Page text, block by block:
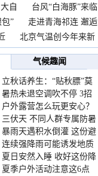
自
台风“白海豚”来临
”
走进青海祁连 邂逅
北京气温创今年来新
气候趣闻
立秋话养生：“贴秋膘”莫
着急 先清暑再防燥
暑热未退空调吹不停 3招
护住肩颈不酸痛
户外露营怎么玩更安心？
这份攻略请收好
三伏天 不同人群专属防暑
要点请收好
暴雨天遇积水倒灌 这份避
险提示请收好
连续强降雨可能诱发地质
灾害 这些前兆要知道
夏日安然入睡 收好这份降
温小贴士
夏季户外活动注意这6点